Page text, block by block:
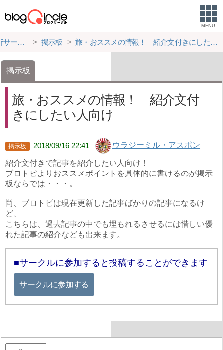
MENU
クル 掲示板 旅・おススメの情報！ 紹介文付きにしたい人向け
掲示板
旅・おススメの情報！ 紹介文付
きにしたい人向け
2018/09/16 22:41 ウラジーミル・アスポン
紹介文付きで記事を紹介したい人向け！
ブロトピよりおススメポイントを具体的に書けるのが掲示
板ならでは・・・。
尚、ブロトピは現在更新した記事ばかりの記事になるけ
ど、
こちらは、過去記事の中でも埋もれるさせるには惜しい優
れた記事の紹介なども出来ます。
サークルに参加すると投稿することができます
サークルに参加する